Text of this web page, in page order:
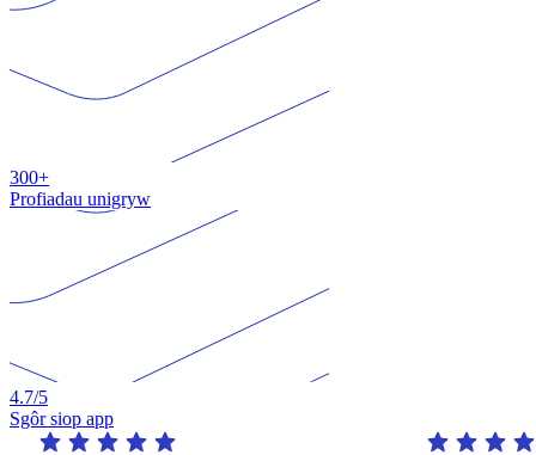
300+
Profiadau unigryw
4.7/5
Sgôr siop app